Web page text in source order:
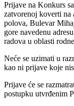
Prijave na Konkurs
zatvorenoj koverti na
polova, Bulevar
gore navedenu
radova u oblasti
Neće se uzimati u
kao ni prijave koje
Prijave će se
postupku utvrđenim